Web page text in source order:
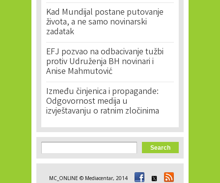
Kad Mundijal postane putovanje
života, a ne samo novinarski
zadatak
EFJ pozvao na odbacivanje tužbi
protiv Udruženja BH novinari i
Anise Mahmutović
Između činjenica i propagande:
Odgovornost medija u
izvještavanju o ratnim zločinima
Search form
Search
MC_ONLINE © Mediacentar, 2014